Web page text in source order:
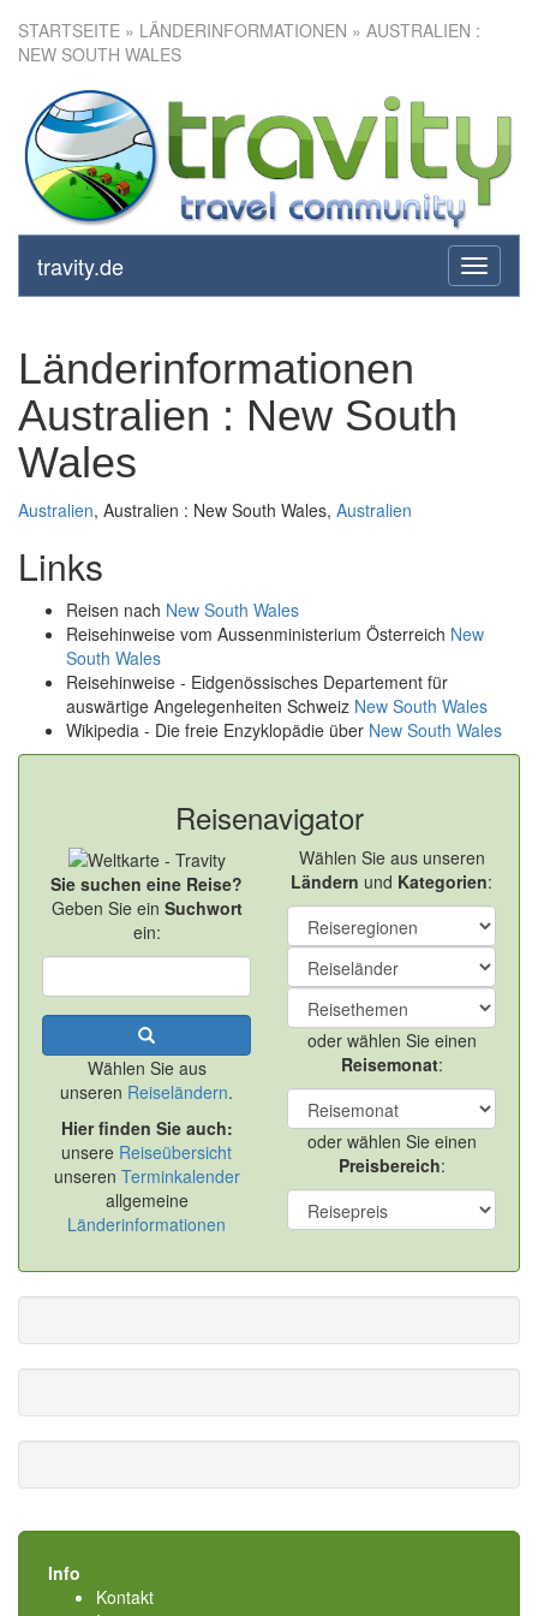
STARTSEITE » LÄNDERINFORMATIONEN » AUSTRALIEN :
NEW SOUTH WALES
toggle
travity.de
Länderinformationen
Australien : New South
Wales
Australien, Australien : New South Wales, Australien
Links
Reisen nach New South Wales
Reisehinweise vom Aussenministerium Österreich New
South Wales
Reisehinweise - Eidgenössisches Departement für
auswärtige Angelegenheiten Schweiz New South Wales
Wikipedia - Die freie Enzyklopädie über New South Wales
Reisenavigator
Sie suchen eine Reise?
Geben Sie ein Suchwort
ein:
Wählen Sie aus
unseren Reiseländern.
Hier finden Sie auch:
unsere Reiseübersicht
unseren Terminkalender
allgemeine
Länderinformationen
Wählen Sie aus unseren
Ländern und Kategorien:
oder wählen Sie einen
Reisemonat:
oder wählen Sie einen
Preisbereich:
Info
Kontakt